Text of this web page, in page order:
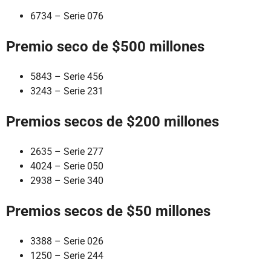
6734 – Serie 076
Premio seco de $500 millones
5843 – Serie 456
3243 – Serie 231
Premios secos de $200 millones
2635 – Serie 277
4024 – Serie 050
2938 – Serie 340
Premios secos de $50 millones
3388 – Serie 026
1250 – Serie 244